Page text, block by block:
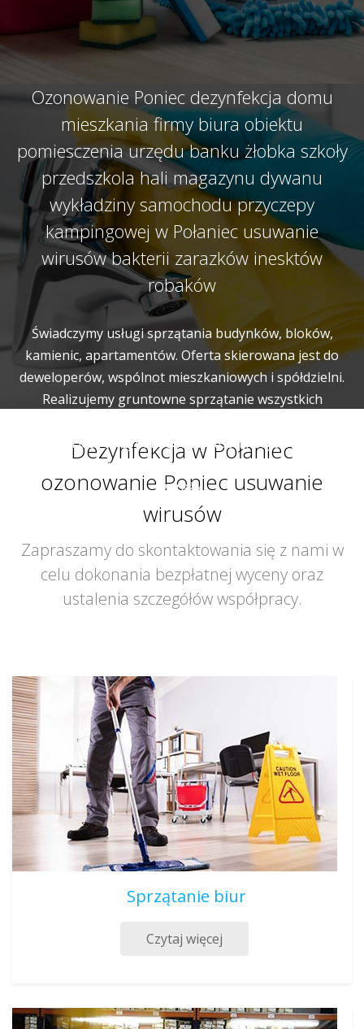
Ozonowanie Poniec dezynfekcja domu
mieszkania firmy biura obiektu
pomiesczenia urzędu banku żłobka szkoły
przedszkola hali magazynu dywanu
wykładziny samochodu przyczepy
kampingowej w Połaniec usuwanie
wirusów bakterii zarazków inesktów
robaków
Świadczymy usługi sprzątania budynków, bloków,
kamienic, apartamentów. Oferta skierowana jest do
deweloperów, wspólnot mieszkaniowych i spółdzielni.
Realizujemy gruntowne sprzątanie wszystkich
zadaniem jest utrzymanie w czystości korytarzy, klatek
schodowych, wind, pomieszczeń gospodarczych a także
garaży.
Dezynfekcja w Połaniec
ozonowanie Poniec usuwanie
wirusów
Zapraszamy do skontaktowania się z nami w
celu dokonania bezpłatnej wyceny oraz
ustalenia szczegółów współpracy.
Sprzątanie biur
Czytaj więcej